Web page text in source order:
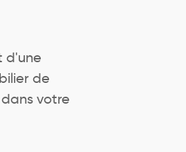
d'une
de
votre